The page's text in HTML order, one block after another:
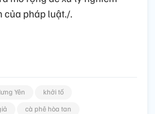
của pháp luật./.
Yên
khởi tố
cà phê hòa tan